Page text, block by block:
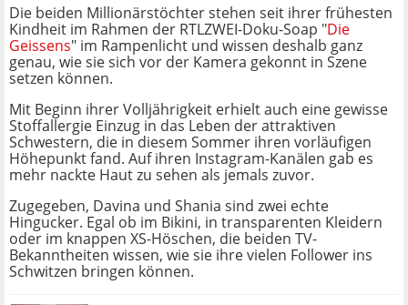
Die beiden Millionärstöchter stehen seit ihrer frühesten
Kindheit im Rahmen der RTLZWEI-Doku-Soap "Die
Geissens" im Rampenlicht und wissen deshalb ganz
genau, wie sie sich vor der Kamera gekonnt in Szene
setzen können.
Mit Beginn ihrer Volljährigkeit erhielt auch eine gewisse
Stoffallergie Einzug in das Leben der attraktiven
Schwestern, die in diesem Sommer ihren vorläufigen
Höhepunkt fand. Auf ihren Instagram-Kanälen gab es
mehr nackte Haut zu sehen als jemals zuvor.
Zugegeben, Davina und Shania sind zwei echte
Hingucker. Egal ob im Bikini, in transparenten Kleidern
oder im knappen XS-Höschen, die beiden TV-
Bekanntheiten wissen, wie sie ihre vielen Follower ins
Schwitzen bringen können.